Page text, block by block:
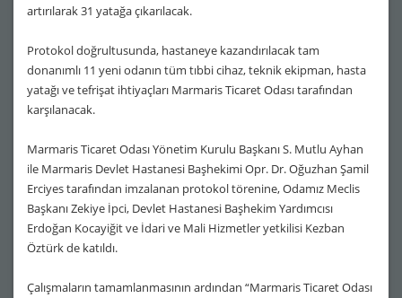
artırılarak 31 yatağa çıkarılacak.
Protokol doğrultusunda, hastaneye kazandırılacak tam
donanımlı 11 yeni odanın tüm tıbbi cihaz, teknik ekipman, hasta
yatağı ve tefrişat ihtiyaçları Marmaris Ticaret Odası tarafından
karşılanacak.
Marmaris Ticaret Odası Yönetim Kurulu Başkanı S. Mutlu Ayhan
ile Marmaris Devlet Hastanesi Başhekimi Opr. Dr. Oğuzhan Şamil
Erciyes tarafından imzalanan protokol törenine, Odamız Meclis
Başkanı Zekiye İpci, Devlet Hastanesi Başhekim Yardımcısı
Erdoğan Kocayiğit ve İdari ve Mali Hizmetler yetkilisi Kezban
Öztürk de katıldı.
Çalışmaların tamamlanmasının ardından “Marmaris Ticaret Odası